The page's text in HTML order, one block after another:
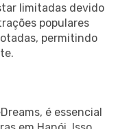
limitadas devido
populares
permitindo
é essencial